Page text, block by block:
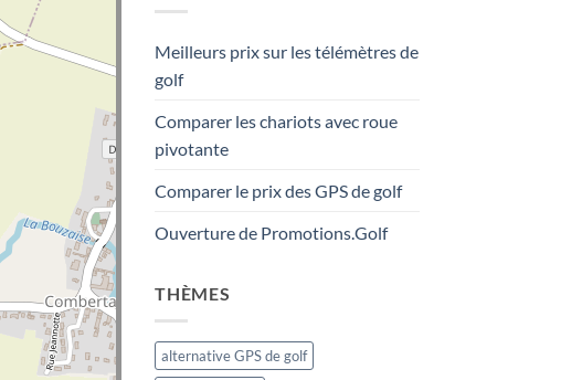
Meilleurs prix sur les télémètres de
golf
Comparer les chariots avec roue
pivotante
Comparer le prix des GPS de golf
Ouverture de Promotions.Golf
THÈMES
alternative GPS de golf